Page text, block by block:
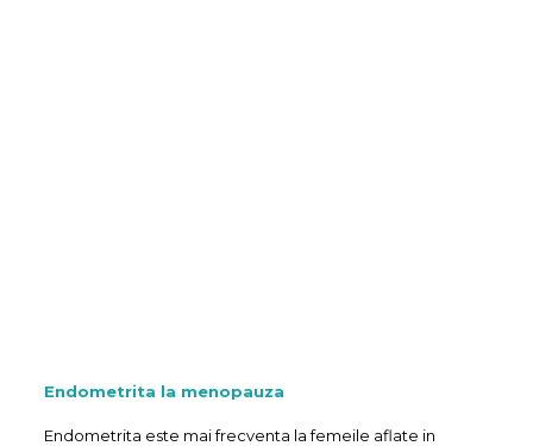
Endometrita la menopauza
Endometrita este mai frecventa la femeile aflate in